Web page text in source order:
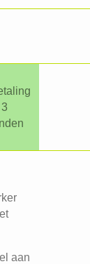
aan